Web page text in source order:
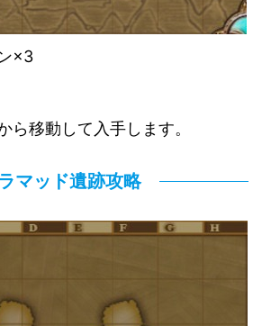
×3
ら移動して入手します。
マッド遺跡攻略